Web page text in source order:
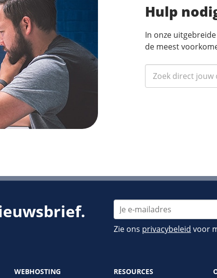
Hulp
In onze
de meest
Zie ons privacybeleid voor
WEBHOSTING
RESOURCES